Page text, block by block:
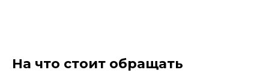
На что стоит обращать